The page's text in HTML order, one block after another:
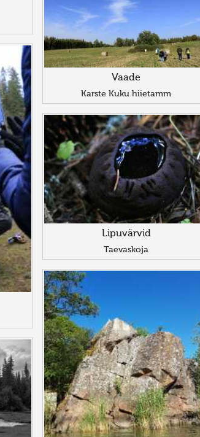
Vaade
Karste Kuku hiietamm
Lipuvärvid
Taevaskoja